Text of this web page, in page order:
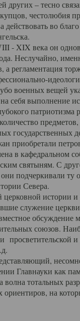
других – тесно
честолюбия
во
века он
Неслучайно,
регламентация
военных вещей
себя выполнение
патриотизма
предметов,
государственных
приобретали
в кафедральном
святыням. С
подчеркивали ту
Севера.
истории и
служение
обсуждение
союзов.
просветительской
Главнауки как
тотальных
на